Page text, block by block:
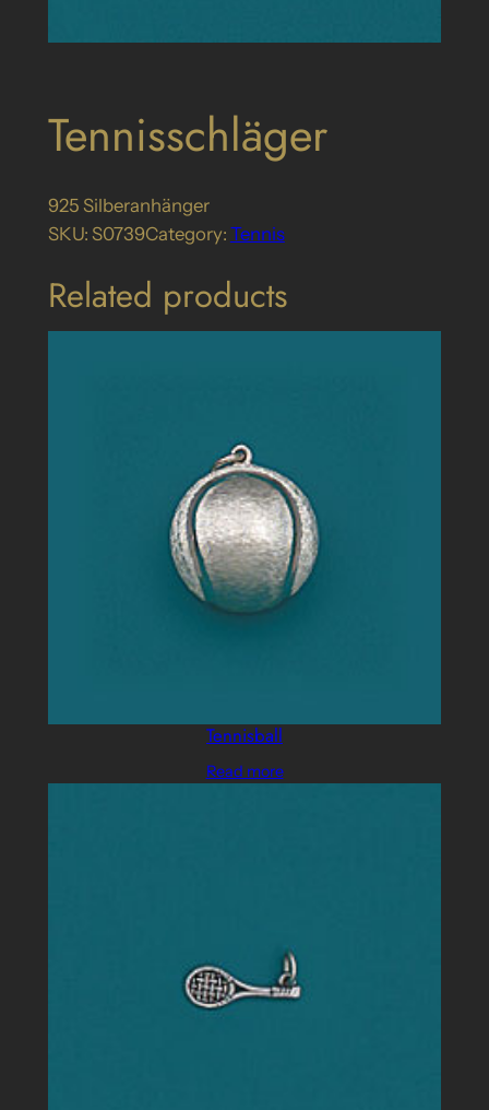
Tennisschläger
925 Silberanhänger
SKU: S0739Category: Tennis
Related products
Tennisball
Read more